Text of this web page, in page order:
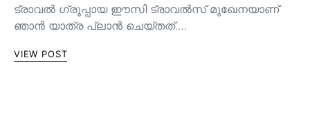
ട്രാവല്‍ ഗ്രൂപ്പായ ഈസി ട്രാവല്‍സ് മുഖേനയാണ്
ഞാന്‍ യാത്ര പ്ലാന്‍ ചെയ്തത്.…
VIEW POST